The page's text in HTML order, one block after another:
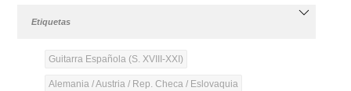
Etiquetas
Guitarra Española (S. XVIII-XXI)
Alemania / Austria / Rep. Checa / Eslovaquia